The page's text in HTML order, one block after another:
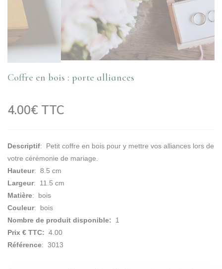
Coffre en bois : porte alliances
4.00€ TTC
Descriptif: Petit coffre en bois pour y mettre vos alliances lors de
votre cérémonie de mariage.
Hauteur: 8.5 cm
Largeur: 11.5 cm
Matière: bois
Couleur: bois
Nombre de produit disponible: 1
Prix € TTC: 4.00
Référence: 3013